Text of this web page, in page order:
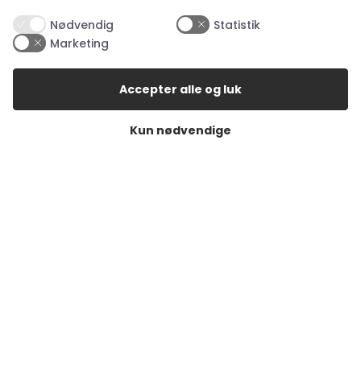
Handelsbetingelser
Returnering
Digital fortrydelsesformular
Nødvendig
Statistik
Marketing
Kun nødvendige
Accepter alle og luk